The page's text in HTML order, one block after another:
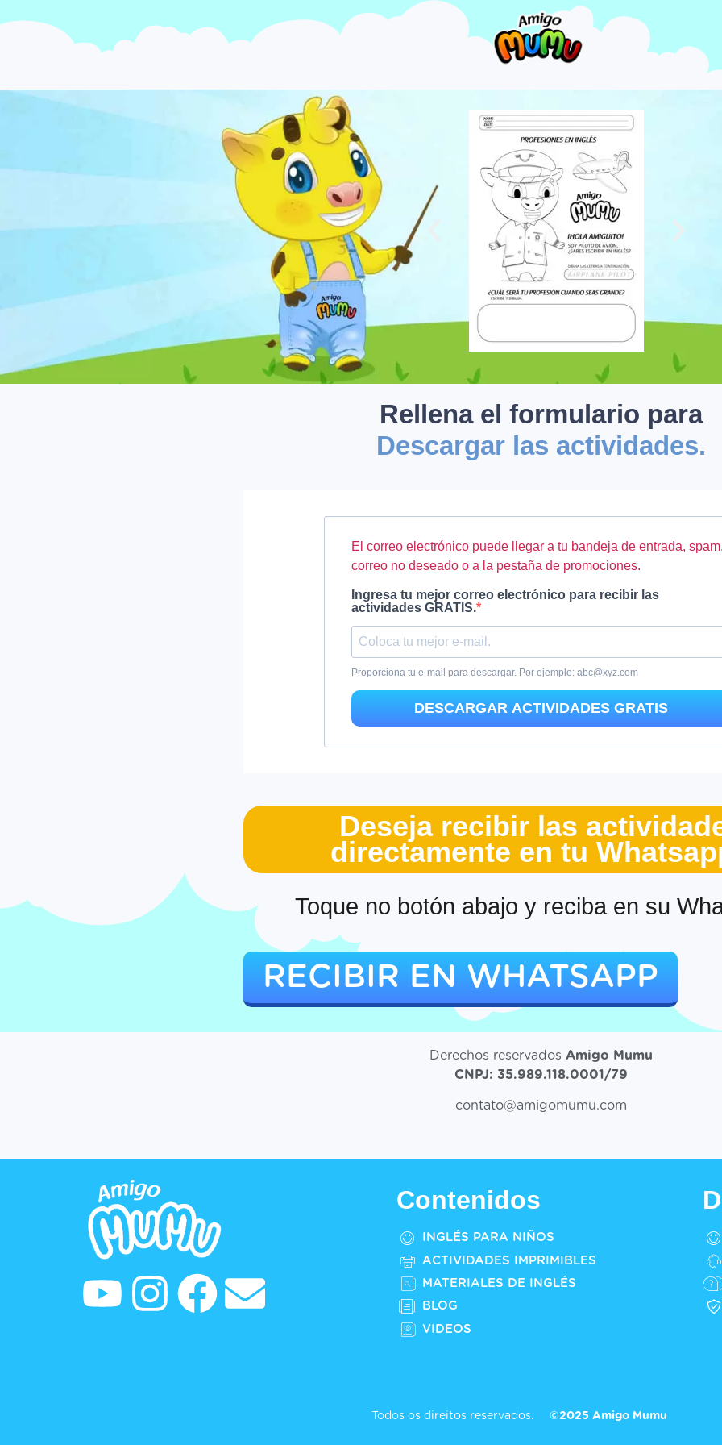
Rellena el formulario para
Descargar las actividades.
El correo electrónico puede llegar a tu bandeja de entrada,
correo no deseado o a la pestaña de promociones.
Ingresa tu mejor correo electrónico para recibir las
actividades GRATIS.
Proporciona tu e-mail para descargar. Por ejemplo: abc@xyz.com
DESCARGAR ACTIVIDADES GRATIS
Deseja recibir las
directamente en tu
Toque no botón abajo y reciba en su
RECIBIR EN WHATSAPP
Derechos reservadosAmigo Mumu
CNPJ: 35.989.118.0001/79
contato@amigomumu.com
Contenidos
INGLÉS PARA NIÑOS
ACTIVIDADES IMPRIMIBLES
MATERIALES DE INGLÉS
BLOG
VIDEOS
Todos os direitos reservados. ©2025 Amigo Mumu